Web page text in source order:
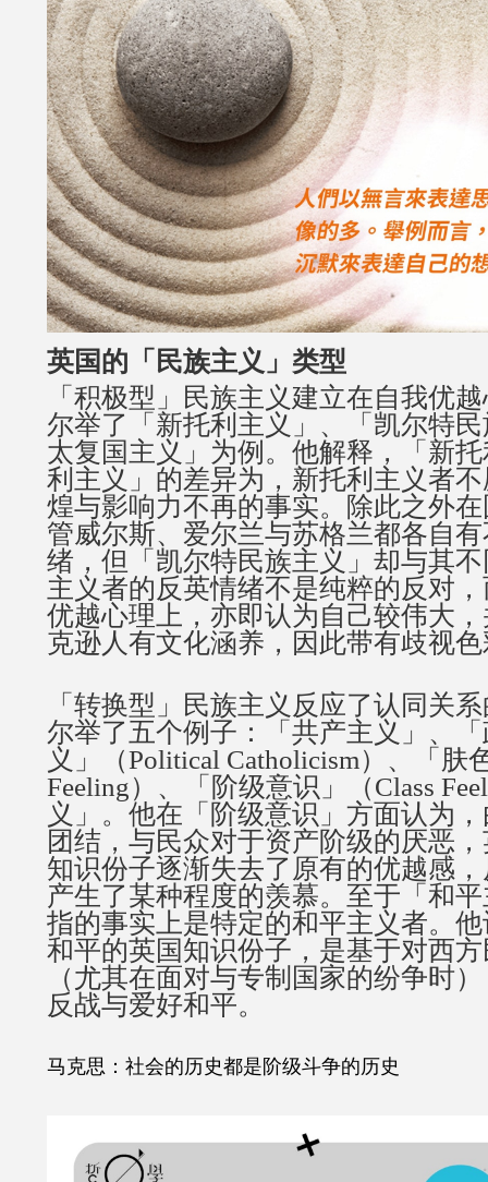
英国的「民族主义」类型
「积极型」民族主义建立在自我优
尔举了「新托利主义」、「凯尔特
太复国主义」为例。他解释，「新
利主义」的差异为，新托利主义者
煌与影响力不再的事实。除此之外
管威尔斯、爱尔兰与苏格兰都各自
绪，但「凯尔特民族主义」却与其
主义者的反英情绪不是纯粹的反对
优越心理上，亦即认为自己较伟大
克逊人有文化涵养，因此带有歧视
「转换型」民族主义反应了认同关
尔举了五个例子：「共产主义」、
义」（Political Catholicism）、「肤
Feeling）、「阶级意识」（Class
义」。他在「阶级意识」方面认为
团结，与民众对于资产阶级的厌恶
知识份子逐渐失去了原有的优越感
产生了某种程度的羡慕。至于「和
指的事实上是特定的和平主义者。
和平的英国知识份子，是基于对西
（尤其在面对与专制国家的纷争时
反战与爱好和平。
马克思：社会的历史都是阶级斗争的历史